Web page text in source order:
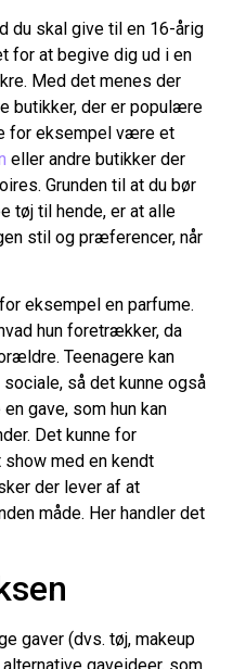
du skal give til en 16-årig
for at begive dig ud i en
Med det menes der
butikker, der er populære
for eksempel være et
eller andre butikker der
Grunden til at du bør
tøj til hende, er at alle
stil og præferencer, når
eksempel en parfume.
hun foretrækker, da
Teenagere kan
så det kunne også
gave, som hun kan
Det kunne for
med en kendt
der lever af at
måde. Her handler det
gaver (dvs. tøj, makeup